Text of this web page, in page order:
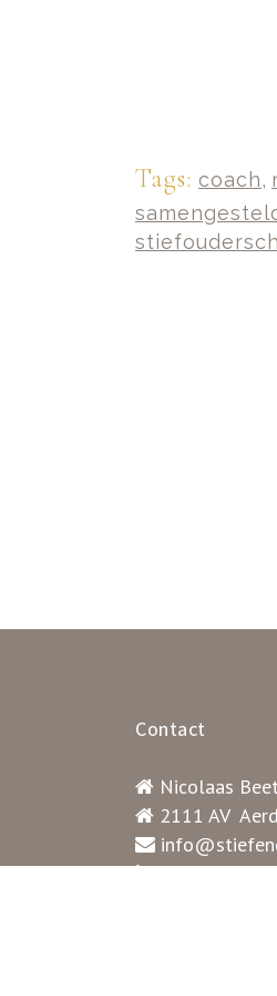
Tags: coach,
Contact
Nicolaas
2111 AV
023 – 544